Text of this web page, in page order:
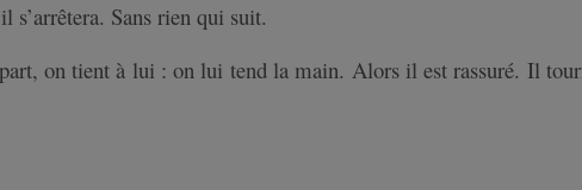
s’arrêtera. Sans rien qui suit.
on tient à lui : on lui tend la main. Alors il est rassuré. Il